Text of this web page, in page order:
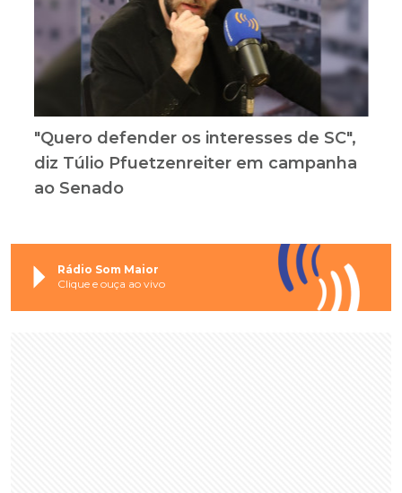
"Quero defender os interesses de SC",
diz Túlio Pfuetzenreiter em campanha
ao Senado
Rádio Som Maior
Clique e ouça ao vivo